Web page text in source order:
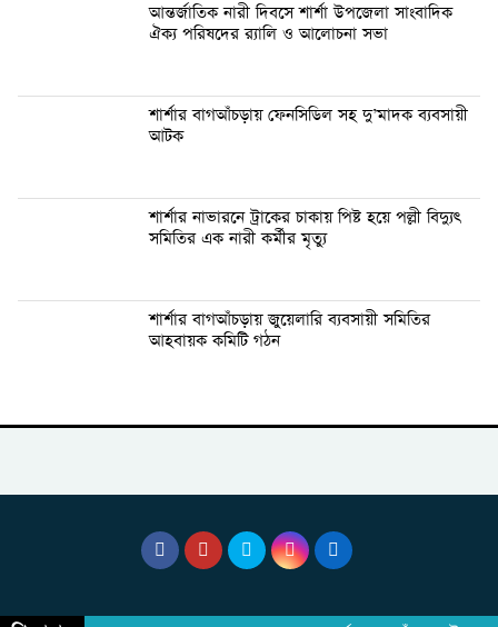
আন্তর্জাতিক নারী দিবসে শার্শা উপজেলা সাংবাদিক
ঐক্য পরিষদের র‍্যালি ও আলোচনা সভা
শার্শার বাগআঁচড়ায় ফেনসিডিল সহ দু’মাদক ব্যবসায়ী
আটক
শার্শার নাভারনে ট্রাকের চাকায় পিষ্ট হয়ে পল্লী বিদ্যুৎ
সমিতির এক নারী কর্মীর মৃত্যু
শার্শার বাগআঁচড়ায় জুয়েলারি ব্যবসায়ী সমিতির
আহবায়ক কমিটি গঠন